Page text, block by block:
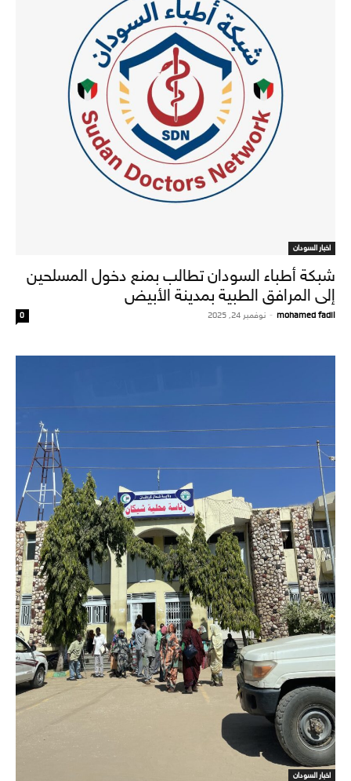
اخبار السودان
شبكة أطباء السودان تطالب بمنع دخول المسلحين
إلى المرافق الطبية بمدينة الأبيض
mohamed fadil
- نوفمبر 24, 2025 0
اخبار السودان